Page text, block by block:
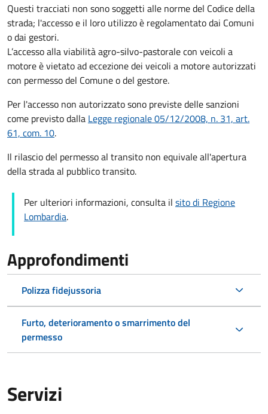
Questi tracciati non sono soggetti alle norme del Codice della
strada; l'accesso e il loro utilizzo è regolamentato dai Comuni
o dai gestori.
L’accesso alla viabilità agro-silvo-pastorale con veicoli a
motore è vietato ad eccezione dei veicoli a motore autorizzati
con permesso del Comune o del gestore.
Per l'accesso non autorizzato sono previste delle sanzioni
come previsto dalla Legge regionale 05/12/2008, n. 31, art.
61, com. 10.
Il rilascio del permesso al transito non equivale all'apertura
della strada al pubblico transito.
Per ulteriori informazioni, consulta il sito di Regione
Lombardia.
Approfondimenti
Polizza fidejussoria
Furto, deterioramento o smarrimento del
permesso
Servizi